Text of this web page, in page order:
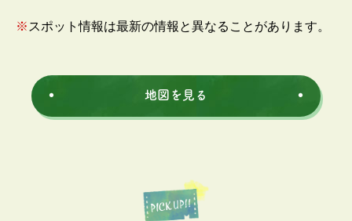
※スポット情報は最新の情報と異なることがあります。
地図を見る